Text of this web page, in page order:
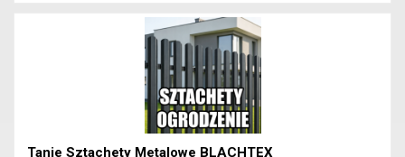
Tanie Sztachety Metalowe BLACHTEX